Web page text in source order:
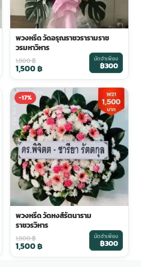
พวงหรีด วัดอรุณราชวรารามราช
วรมหาวิหาร
1,800฿
1,500฿
มัดจำเพียง
฿300
-17%
พวงหรีด วัดหงส์รัตนาราม
ราชวรวิหาร
1,800฿
1,500฿
มัดจำเพียง
฿300